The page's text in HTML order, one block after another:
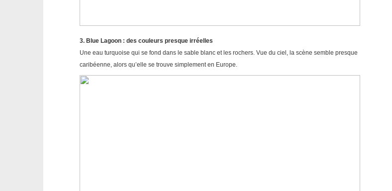
3. Blue Lagoon : des couleurs presque irréelles
Une eau turquoise qui se fond dans le sable blanc et les rochers. Vue du ciel, la scène semble presque
caribéenne, alors qu’elle se trouve simplement en Europe.